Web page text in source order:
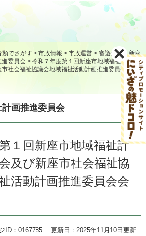
類でさがす > 市政情報 > 市政運営 > 審議会等>新座
進委員会 > 令和７年度第１回新座市地域福祉計画推
社会福祉協議会地域福祉活動計画推進委員会会議
画推進委員会
１回新座市地域福祉計
及び新座市社会福祉協
活動計画推進委員会会
ID：0167785 更新日：2025年11月10日更新